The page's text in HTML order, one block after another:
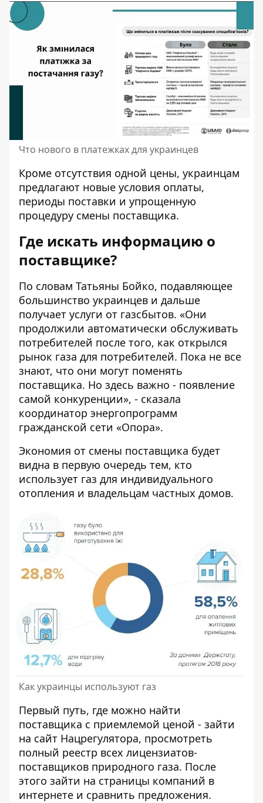
Что нового в платежках для украинцев
Кроме отсутствия одной цены, украинцам
предлагают новые условия оплаты,
периоды поставки и упрощенную
процедуру смены поставщика.
Где искать информацию о
поставщике?
По словам Татьяны Бойко, подавляющее
большинство украинцев и дальше
получает услуги от газсбытов. «Они
продолжили автоматически обслуживать
потребителей после того, как открылся
рынок газа для потребителей. Пока не все
знают, что они могут поменять
поставщика. Но здесь важно - появление
самой конкуренции», - сказала
координатор энергопрограмм
гражданской сети «Опора».
Экономия от смены поставщика будет
видна в первую очередь тем, кто
использует газ для индивидуального
отопления и владельцам частных домов.
Как украинцы используют газ
Первый путь, где можно найти
поставщика с приемлемой ценой - зайти
на сайт Нацрегулятора, просмотреть
полный реестр всех лицензиатов-
поставщиков природного газа. После
этого зайти на страницы компаний в
интернете и сравнить предложения.